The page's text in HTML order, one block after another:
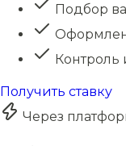
Подбор
Контроль
Получить ставку
Через